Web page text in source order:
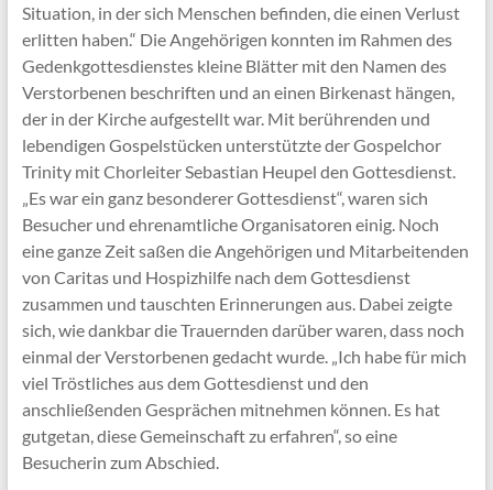
Situation, in der sich Menschen befinden, die einen Verlust
erlitten haben.“ Die Angehörigen konnten im Rahmen des
Gedenkgottesdienstes kleine Blätter mit den Namen des
Verstorbenen beschriften und an einen Birkenast hängen,
der in der Kirche aufgestellt war. Mit berührenden und
lebendigen Gospelstücken unterstützte der Gospelchor
Trinity mit Chorleiter Sebastian Heupel den Gottesdienst.
„Es war ein ganz besonderer Gottesdienst“, waren sich
Besucher und ehrenamtliche Organisatoren einig. Noch
eine ganze Zeit saßen die Angehörigen und Mitarbeitenden
von Caritas und Hospizhilfe nach dem Gottesdienst
zusammen und tauschten Erinnerungen aus. Dabei zeigte
sich, wie dankbar die Trauernden darüber waren, dass noch
einmal der Verstorbenen gedacht wurde. „Ich habe für mich
viel Tröstliches aus dem Gottesdienst und den
anschließenden Gesprächen mitnehmen können. Es hat
gutgetan, diese Gemeinschaft zu erfahren“, so eine
Besucherin zum Abschied.